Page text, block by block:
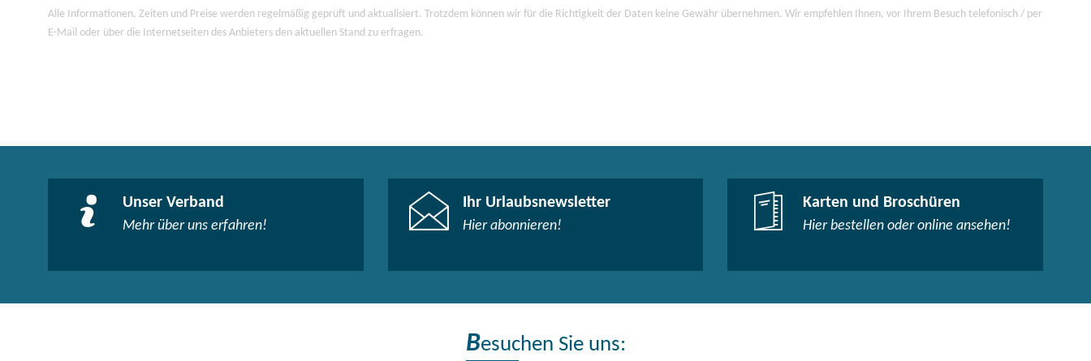
Alle Informationen, Zeiten und Preise werden regelmäßig geprüft und aktualisiert. Trotzdem können wir für die Richtigkeit der Daten keine Gewähr übernehmen. Wir empfehlen Ihnen, vor Ihrem Besuch telefonisch / per
E-Mail oder über die Internetseiten des Anbieters den aktuellen Stand zu erfragen.
Unser Verband
Mehr über uns erfahren!
Ihr Urlaubsnewsletter
Hier abonnieren!
Karten und Broschüren
Hier bestellen oder online ansehen!
Besuchen Sie uns: